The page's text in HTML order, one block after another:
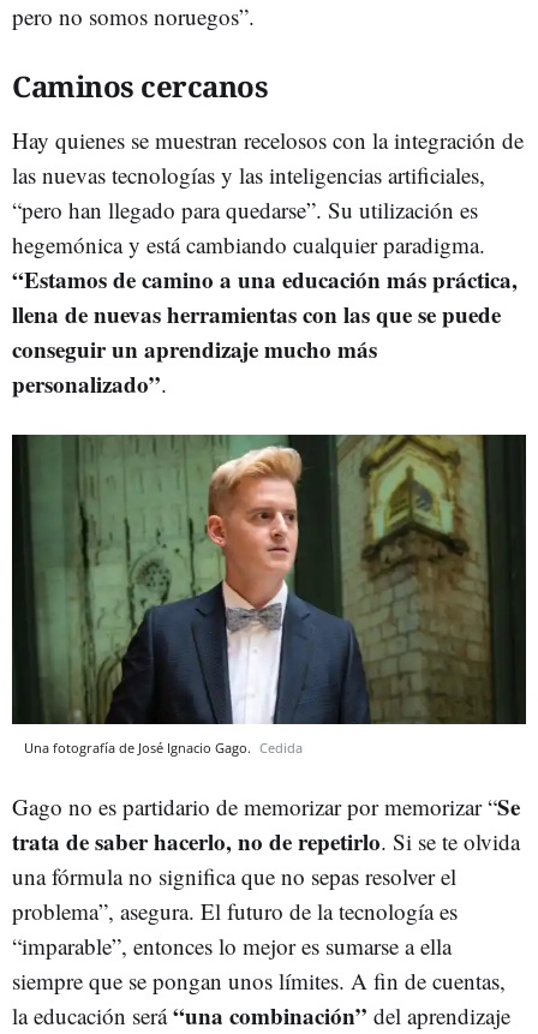
pero no somos noruegos”.
Caminos cercanos
Hay quienes se muestran recelosos con la integración de
las nuevas tecnologías y las inteligencias artificiales,
“pero han llegado para quedarse”. Su utilización es
hegemónica y está cambiando cualquier paradigma.
“Estamos de camino a una educación más práctica,
llena de nuevas herramientas con las que se puede
conseguir un aprendizaje mucho más
personalizado”.
Una fotografía de José Ignacio Gago. Cedida
Gago no es partidario de memorizar por memorizar “Se
trata de saber hacerlo, no de repetirlo. Si se te olvida
una fórmula no significa que no sepas resolver el
problema”, asegura. El futuro de la tecnología es
“imparable”, entonces lo mejor es sumarse a ella
siempre que se pongan unos límites. A fin de cuentas,
la educación será“una combinación” del aprendizaje